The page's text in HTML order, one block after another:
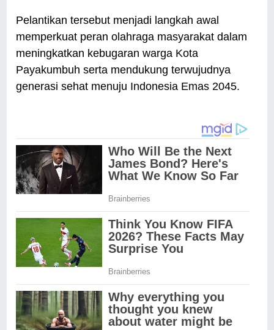
Pelantikan tersebut menjadi langkah awal
memperkuat peran olahraga masyarakat dalam
meningkatkan kebugaran warga Kota
Payakumbuh serta mendukung terwujudnya
generasi sehat menuju Indonesia Emas 2045.